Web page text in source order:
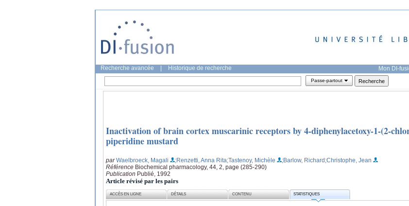
Recherche avancée Historique de recherche Mon DI-
Passe-partout
Inactivation of brain cortex muscarinic receptors by 4-diphenylacetoxy-1-(2-
piperidine mustard
parWaelbroeck, Magali ;Renzetti, Anna Rita;Tastenoy, Michèle ;Barlow, Richard;Christophe, Jean
Référence Biochemical pharmacology, 44, 2, page (285-290)
Publication Publié, 1992
Article révisé par les pairs
ACCÈS EN LIGNE DÉTAILS CONTENU STATISTIQUES